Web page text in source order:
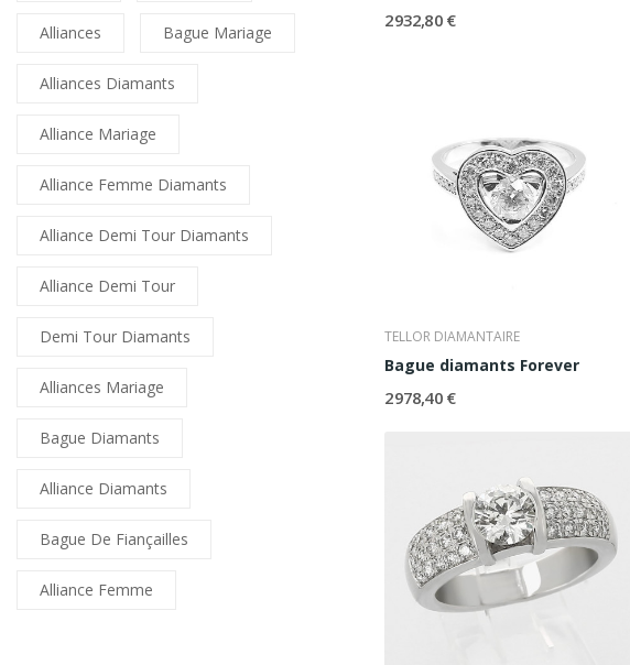
Alliances Bague Mariage
Alliances Diamants
Alliance Mariage
Alliance Femme Diamants
Alliance Demi Tour Diamants
Alliance Demi Tour
Demi Tour Diamants
Alliances Mariage
Bague Diamants
Alliance Diamants
Bague De Fiançailles
Alliance Femme
2 932,80 €
TELLOR DIAMANTAIRE
Bague diamants Forever
2 978,40 €